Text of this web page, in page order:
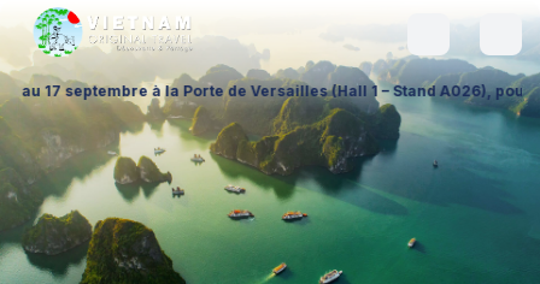
à la Porte de Versailles (Hall 1 – Stand A026), pour échanger sur